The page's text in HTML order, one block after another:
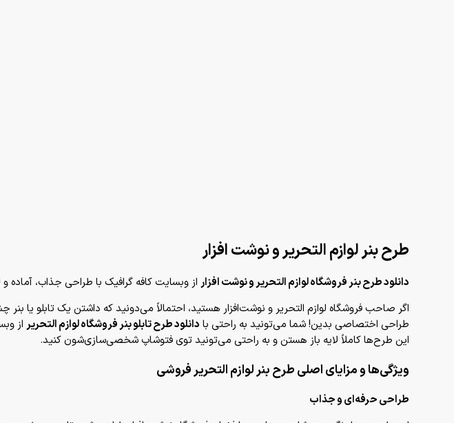
طرح بنر لوازم التحریر و نوشت افزار
دانلود طرح بنر فروشگاه لوازم التحریر و نوشت افزار از وبسایت کافه گرافیک با طراحی جذاب، آماده و
اگر صاحب فروشگاه لوازم التحریر و نوشت‌افزار هستید، احتمالاً می‌دونید که داشتن یک تابلو
طراحی اختصاصی بدین! شما می‌تونید به راحتی با دانلود طرح تابلو بنر فروشگاه لوازم التحریر از
این طرح‌ها کاملاً لایه باز هستن و به راحتی می‌تونید توی فتوشاپ شخصی‌سازی‌شون کنید.
ویژگی‌ها و مزایای اصلی طرح بنر لوازم التحریر فروشی
طراحی حرفه‌ای و جذاب